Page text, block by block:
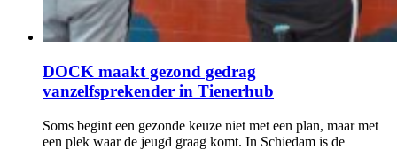
DOCK maakt gezond gedrag
vanzelfsprekender in Tienerhub
Soms begint een gezonde keuze niet met een plan, maar met
een plek waar de jeugd graag komt. In Schiedam is de